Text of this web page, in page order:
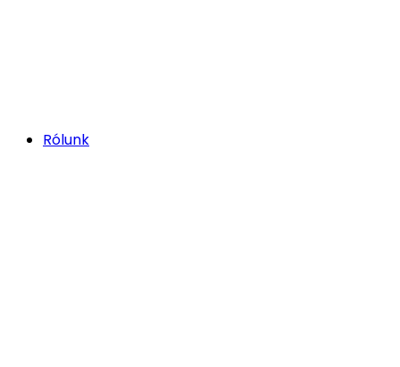
Rólunk